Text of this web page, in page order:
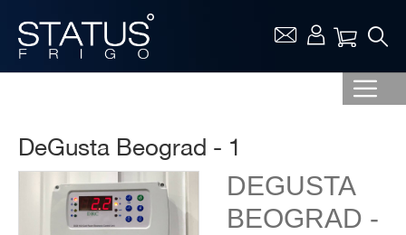
Vaša
DeGusta Beograd - 1
DEGUSTA
BEOGRAD -